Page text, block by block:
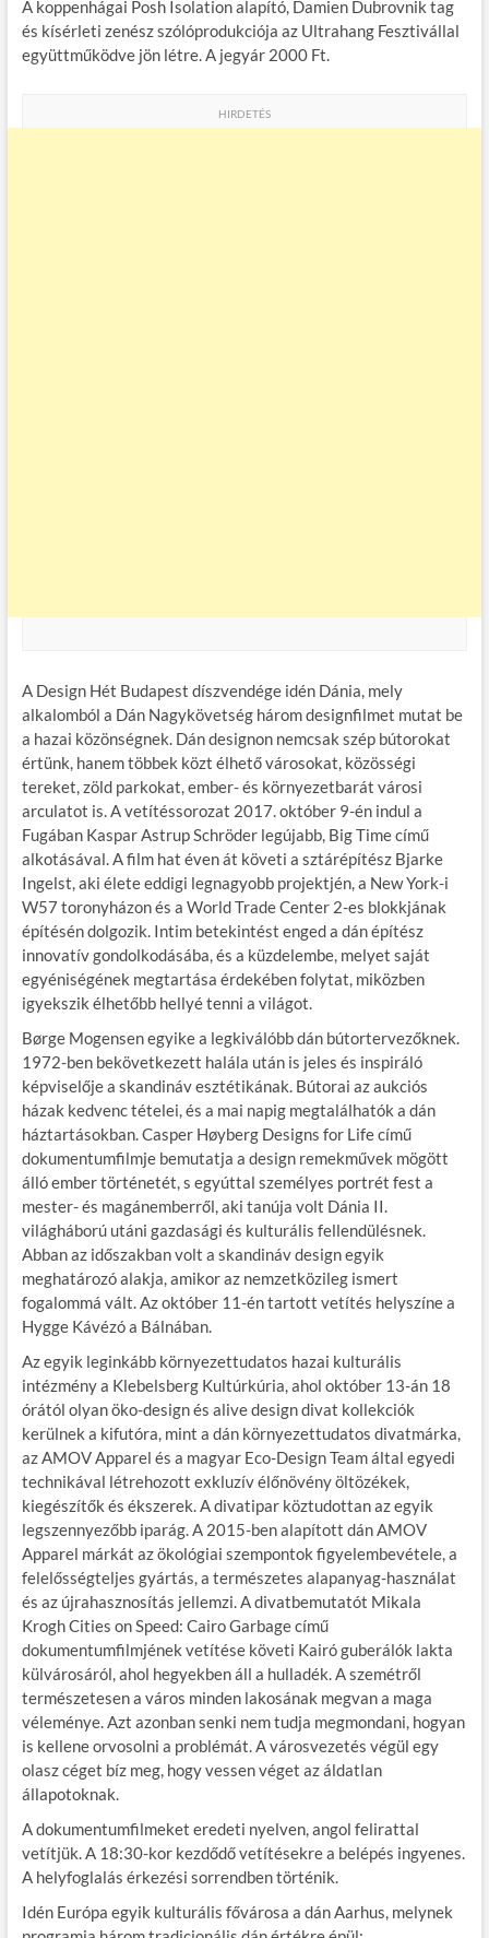
A koppenhágai Posh Isolation alapító, Damien Dubrovnik tag
és kísérleti zenész szólóprodukciója az Ultrahang Fesztivállal
együttműködve jön létre. A jegyár 2000 Ft.
HIRDETÉS
A Design Hét Budapest díszvendége idén Dánia, mely
alkalomból a Dán Nagykövetség három designfilmet mutat be
a hazai közönségnek. Dán designon nemcsak szép bútorokat
értünk, hanem többek közt élhető városokat, közösségi
tereket, zöld parkokat, ember- és környezetbarát városi
arculatot is. A vetítéssorozat 2017. október 9-én indul a
Fugában Kaspar Astrup Schröder legújabb, Big Time című
alkotásával. A film hat éven át követi a sztárépítész Bjarke
Ingelst, aki élete eddigi legnagyobb projektjén, a New York-i
W57 toronyházon és a World Trade Center 2-es blokkjának
építésén dolgozik. Intim betekintést enged a dán építész
innovatív gondolkodásába, és a küzdelembe, melyet saját
egyéniségének megtartása érdekében folytat, miközben
igyekszik élhetőbb hellyé tenni a világot.
Børge Mogensen egyike a legkiválóbb dán bútortervezőknek.
1972-ben bekövetkezett halála után is jeles és inspiráló
képviselője a skandináv esztétikának. Bútorai az aukciós
házak kedvenc tételei, és a mai napig megtalálhatók a dán
háztartásokban. Casper Høyberg Designs for Life című
dokumentumfilmje bemutatja a design remekművek mögött
álló ember történetét, s egyúttal személyes portrét fest a
mester- és magánemberről, aki tanúja volt Dánia II.
világháború utáni gazdasági és kulturális fellendülésnek.
Abban az időszakban volt a skandináv design egyik
meghatározó alakja, amikor az nemzetközileg ismert
fogalommá vált. Az október 11-én tartott vetítés helyszíne a
Hygge Kávézó a Bálnában.
Az egyik leginkább környezettudatos hazai kulturális
intézmény a Klebelsberg Kultúrkúria, ahol október 13-án 18
órától olyan öko-design és alive design divat kollekciók
kerülnek a kifutóra, mint a dán környezettudatos divatmárka,
az AMOV Apparel és a magyar Eco-Design Team által egyedi
technikával létrehozott exkluzív élőnövény öltözékek,
kiegészítők és ékszerek. A divatipar köztudottan az egyik
legszennyezőbb iparág. A 2015-ben alapított dán AMOV
Apparel márkát az ökológiai szempontok figyelembevétele, a
felelősségteljes gyártás, a természetes alapanyag-használat
és az újrahasznosítás jellemzi. A divatbemutatót Mikala
Krogh Cities on Speed: Cairo Garbage című
dokumentumfilmjének vetítése követi Kairó guberálók lakta
külvárosáról, ahol hegyekben áll a hulladék. A szemétről
természetesen a város minden lakosának megvan a maga
véleménye. Azt azonban senki nem tudja megmondani, hogyan
is kellene orvosolni a problémát. A városvezetés végül egy
olasz céget bíz meg, hogy vessen véget az áldatlan
állapotoknak.
A dokumentumfilmeket eredeti nyelven, angol felirattal
vetítjük. A 18:30-kor kezdődő vetítésekre a belépés ingyenes.
A helyfoglalás érkezési sorrendben történik.
Idén Európa egyik kulturális fővárosa a dán Aarhus, melynek